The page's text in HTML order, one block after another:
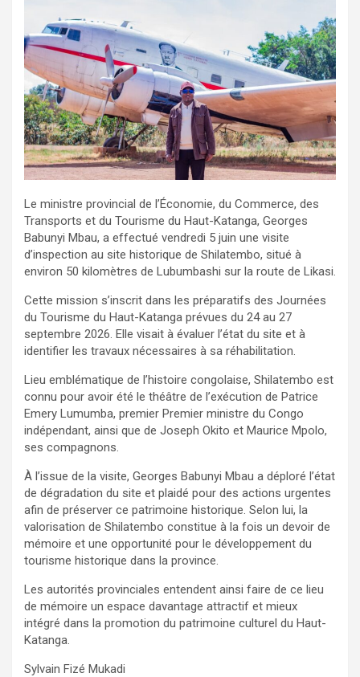
Le ministre provincial de l’Économie, du Commerce, des
Transports et du Tourisme du Haut-Katanga, Georges
Babunyi Mbau, a effectué vendredi 5 juin une visite
d’inspection au site historique de Shilatembo, situé à
environ 50 kilomètres de Lubumbashi sur la route de Likasi.
Cette mission s’inscrit dans les préparatifs des Journées
du Tourisme du Haut-Katanga prévues du 24 au 27
septembre 2026. Elle visait à évaluer l’état du site et à
identifier les travaux nécessaires à sa réhabilitation.
Lieu emblématique de l’histoire congolaise, Shilatembo est
connu pour avoir été le théâtre de l’exécution de Patrice
Emery Lumumba, premier Premier ministre du Congo
indépendant, ainsi que de Joseph Okito et Maurice Mpolo,
ses compagnons.
À l’issue de la visite, Georges Babunyi Mbau a déploré l’état
de dégradation du site et plaidé pour des actions urgentes
afin de préserver ce patrimoine historique. Selon lui, la
valorisation de Shilatembo constitue à la fois un devoir de
mémoire et une opportunité pour le développement du
tourisme historique dans la province.
Les autorités provinciales entendent ainsi faire de ce lieu
de mémoire un espace davantage attractif et mieux
intégré dans la promotion du patrimoine culturel du Haut-
Katanga.
Sylvain Fizé Mukadi